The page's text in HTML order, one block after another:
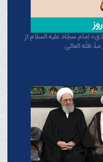
امام سجّاد علیه السلام از
ظلّه العالی